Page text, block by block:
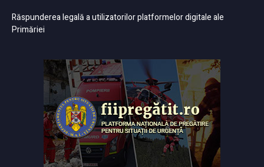
Răspunderea legală a utilizatorilor platformelor digitale ale
Primăriei